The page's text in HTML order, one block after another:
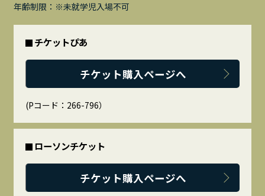
年齢制限：※未就学児入場不可
チケットぴあ
チケット購入ページへ
(Pコード：266-796）
ローソンチケット
チケット購入ページへ